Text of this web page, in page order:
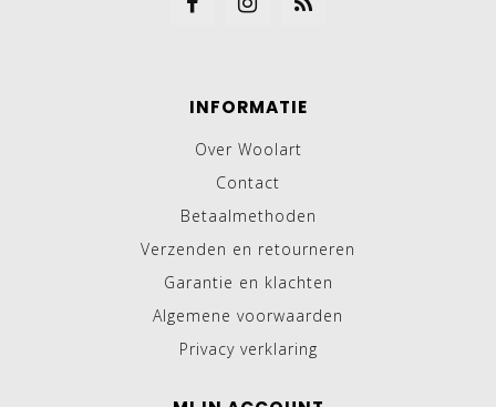
INFORMATIE
Over Woolart
Contact
Betaalmethoden
Verzenden en retourneren
Garantie en klachten
Algemene voorwaarden
Privacy verklaring